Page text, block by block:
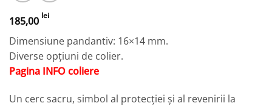
185,00 lei
Dimensiune pandantiv: 16×14 mm.
Diverse opțiuni de colier.
Pagina INFO coliere
Un cerc sacru, simbol al protecției și al revenirii la